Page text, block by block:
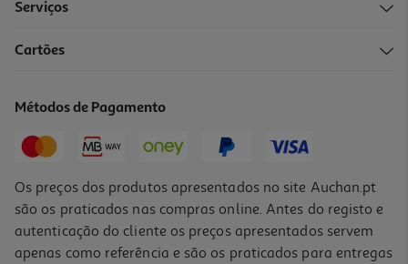
Serviços
Cartões
Métodos de Pagamento
Os preços dos produtos apresentados no site Auchan.pt
são os praticados nas compras online. Antes do registo e
autenticação do cliente os preços apresentados servem
apenas como referência e são os praticados para entregas